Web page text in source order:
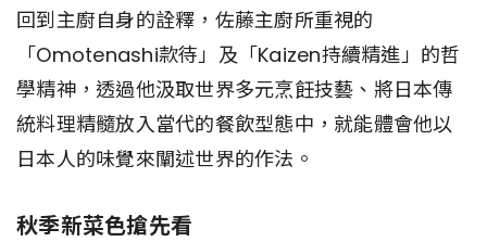
回到主廚自身的詮釋，佐藤主廚所重視的
「Omotenashi款待」及「Kaizen持續精進」的哲
學精神，透過他汲取世界多元烹飪技藝、將日本傳
統料理精髓放入當代的餐飲型態中，就能體會他以
日本人的味覺來闡述世界的作法。
秋季新菜色搶先看